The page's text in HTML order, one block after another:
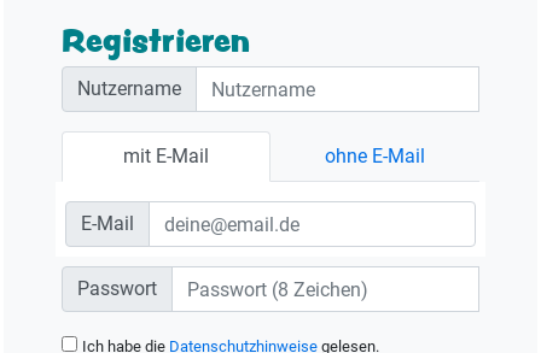
Registrieren
Nutzername
mit E-Mail ohne E-Mail
E-Mail
Passwort
Ich habe die Datenschutzhinweise gelesen.